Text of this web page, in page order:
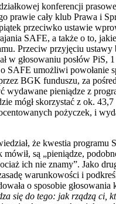
konferencji
prawie cały klub Prawa i
piątek przeciwko ustawie
SAFE, a także o to,
Przeciw przyjęciu ustawy
w głosowaniu posłów PiS,
o SAFE umożliwi powołanie
BGK funduszu, za
wydawane pieniądze z
mógł skorzystać z ok.
pożyczek, i
że kwestia programu
mówił, są „pieniądze,
ich nie znamy”. Jako
warunkowości i
o sposobie głosowania
się do tego: jak rządzą ci,